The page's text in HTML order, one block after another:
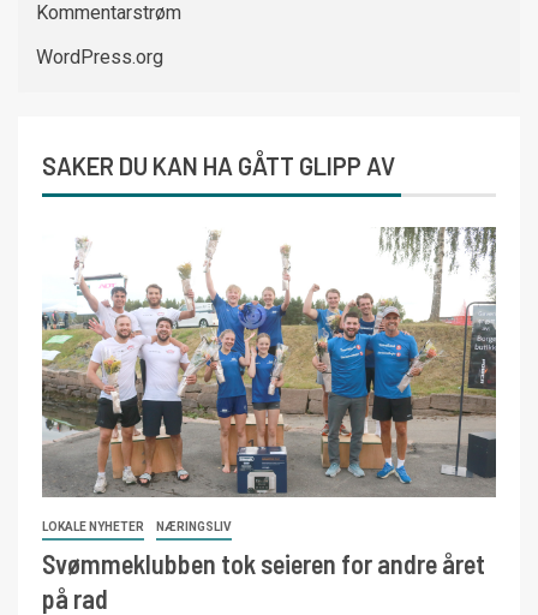
Kommentarstrøm
WordPress.org
SAKER DU KAN HA GÅTT GLIPP AV
LOKALE NYHETER NÆRINGSLIV
Svømmeklubben tok seieren for andre året
på rad